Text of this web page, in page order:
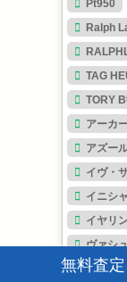
Pt950
Ralph
TAG
TORY
アーカ
アズー
イヴ・
イニシ
イヤリ
ヴァシ
ヴィンテ
無料査定